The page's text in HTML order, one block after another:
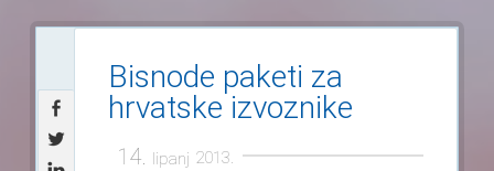
Bisnode paketi za
hrvatske izvoznike
14. lipanj 2013.